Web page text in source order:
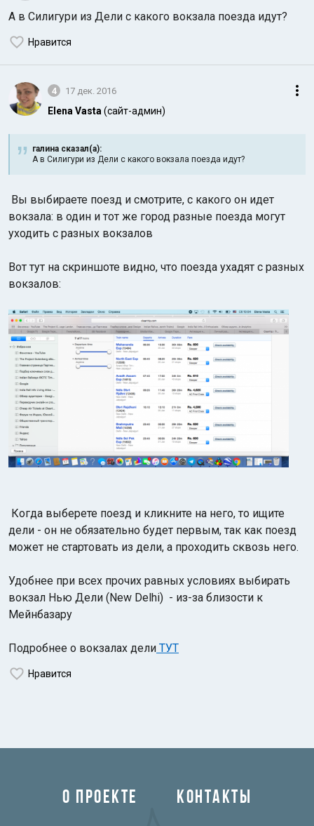
А в Силигури из Дели с какого вокзала поезда идут?
Нравится
4 17 дек. 2016
Elena Vasta (сайт-админ)
галина сказал(а):
А в Силигури из Дели с какого вокзала поезда идут?
Вы выбираете поезд и смотрите, с какого он идет
вокзала: в один и тот же город разные поезда могут
уходить с разных вокзалов
Вот тут на скриншоте видно, что поезда ухадят с разных
вокзалов:
Когда выберете поезд и кликните на него, то ищите
дели - он не обязательно будет первым, так как поезд
может не стартовать из дели, а проходить сквозь него.
Удобнее при всех прочих равных условиях выбирать
вокзал Нью Дели (New Delhi) - из-за близости к
Мейнбазару
Подробнее о вокзалах дели ТУТ
Нравится
О ПРОЕКТЕ КОНТАКТЫ